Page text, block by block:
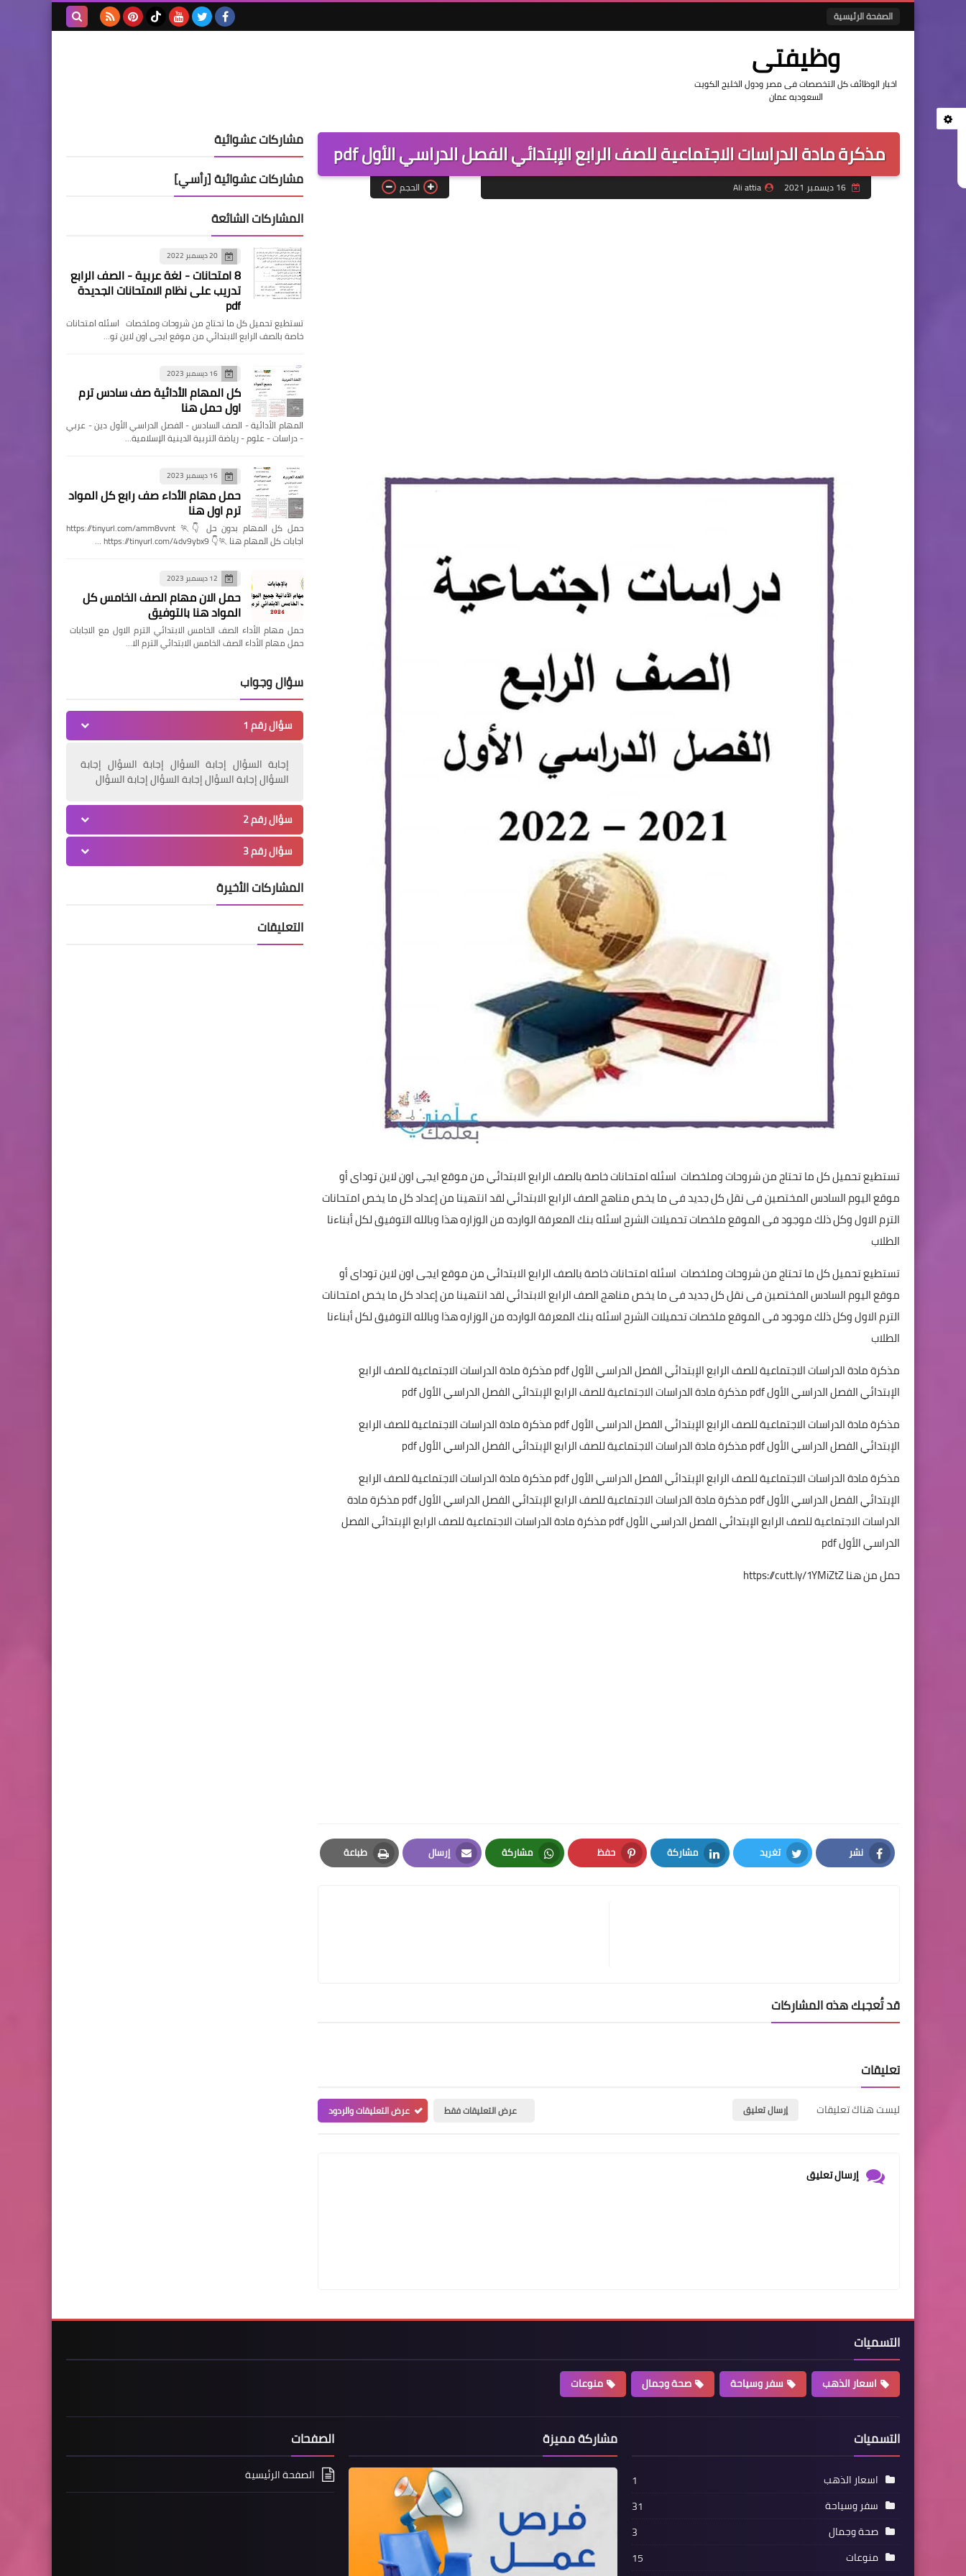
الصفحة الرئيسية
وظيفتى
اخبار الوظائف كل التخصصات فى مصر ودول الخليج الكويت
السعوديه عمان
مذكرة مادة الدراسات الاجتماعية للصف الرابع الإبتدائي الفصل الدراسي الأول pdf
16 ديسمبر 2021 Ali attia الحجم
تستطيع تحميل كل ما تحتاج من شروحات وملخصات اسئله امتحانات خاصة بالصف الرابع الابتدائي من موقع ايجى اون لاين توداى أو
موقع اليوم السادس المختصين فى نقل كل جديد فى ما يخص مناهج الصف الرابع الابتدائي لقد انتهينا من إعداد كل ما يخص امتحانات
الترم الاول وكل ذلك موجود فى الموقع ملخصات تحميلات الشرح اسئله بنك المعرفة الوارده من الوزاره هذا وبالله التوفيق لكل أبناءنا
الطلاب
تستطيع تحميل كل ما تحتاج من شروحات وملخصات اسئله امتحانات خاصة بالصف الرابع الابتدائي من موقع ايجى اون لاين توداى أو
موقع اليوم السادس المختصين فى نقل كل جديد فى ما يخص مناهج الصف الرابع الابتدائي لقد انتهينا من إعداد كل ما يخص امتحانات
الترم الاول وكل ذلك موجود فى الموقع ملخصات تحميلات الشرح اسئله بنك المعرفة الوارده من الوزاره هذا وبالله التوفيق لكل أبناءنا
الطلاب
مذكرة مادة الدراسات الاجتماعية للصف الرابع الإبتدائي الفصل الدراسي الأول pdf مذكرة مادة الدراسات الاجتماعية للصف الرابع
الإبتدائي الفصل الدراسي الأول pdf مذكرة مادة الدراسات الاجتماعية للصف الرابع الإبتدائي الفصل الدراسي الأول pdf
مذكرة مادة الدراسات الاجتماعية للصف الرابع الإبتدائي الفصل الدراسي الأول pdf مذكرة مادة الدراسات الاجتماعية للصف الرابع
الإبتدائي الفصل الدراسي الأول pdf مذكرة مادة الدراسات الاجتماعية للصف الرابع الإبتدائي الفصل الدراسي الأول pdf
مذكرة مادة الدراسات الاجتماعية للصف الرابع الإبتدائي الفصل الدراسي الأول pdf مذكرة مادة الدراسات الاجتماعية للصف الرابع
الإبتدائي الفصل الدراسي الأول pdf مذكرة مادة الدراسات الاجتماعية للصف الرابع الإبتدائي الفصل الدراسي الأول pdf مذكرة مادة
الدراسات الاجتماعية للصف الرابع الإبتدائي الفصل الدراسي الأول pdf مذكرة مادة الدراسات الاجتماعية للصف الرابع الإبتدائي الفصل
الدراسي الأول pdf
حمل من هناhttps://cutt.ly/1YMiZtZ
نشر
Facebook
تغريد
Twitter
مشاركة
LinkedIn
حفظ
Pinterest
مشاركة
Whatsapp
إرسال
Email
طباعة
Print
قد تُعجبك هذه المشاركات
تعليقات
ليست هناك تعليقات إرسال تعليق عرض التعليقات فقط عرض التعليقات والردود
إرسال تعليق
مشاركات عشوائية
مشاركات عشوائية [رأسي]
المشاركات الشائعة
20 ديسمبر 2022
8 امتحانات - لغة عربية - الصف الرابع
تدريب على نظام الامتحانات الجديدة
pdf
تستطيع تحميل كل ما تحتاج من شروحات وملخصات اسئله امتحانات
خاصة بالصف الرابع الابتدائي من موقع ايجى اون لاين تو…
16 ديسمبر 2023
كل المهام الأدائية صف سادس ترم
اول حمل هنا
المهام الأدائية - الصف السادس - الفصل الدراسي الأول دين - عربي
- دراسات - علوم - رياضة التربية الدينية الإسلامية…
16 ديسمبر 2023
حمل مهام الأداء صف رابع كل المواد
ترم اول هنا
حمل كل المهام بدون حل 👇🏃 https://tinyurl.com/amm8vvnt
اجابات كل المهام هنا 🏃👇 https://tinyurl.com/4dv9ybx9 …
12 ديسمبر 2023
حمل الان مهام الصف الخامس كل
المواد هنا بالتوفيق
حمل مهام الأداء الصف الخامس الابتدائي الترم الاول مع الاجابات
حمل مهام الأداء الصف الخامس الابتدائي الترم الا…
سؤال وجواب
سؤال رقم 1
إجابة السؤال إجابة السؤال إجابة السؤال إجابة
السؤال إجابة السؤال إجابة السؤال إجابة السؤال
سؤال رقم 2
سؤال رقم 3
المشاركات الأخيرة
التعليقات
التسميات
اسعار الذهب سفر وسياحة صحة وجمال منوعات
التسميات
اسعار الذهب
1
سفر وسياحة
31
صحة وجمال
3
منوعات
15
مشاركة مميزة الصفحات
الصفحة الرئيسية